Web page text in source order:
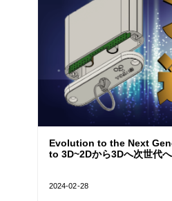
Evolution to the Next
to 3D~2Dから3Dへ次世代
2024-02-28